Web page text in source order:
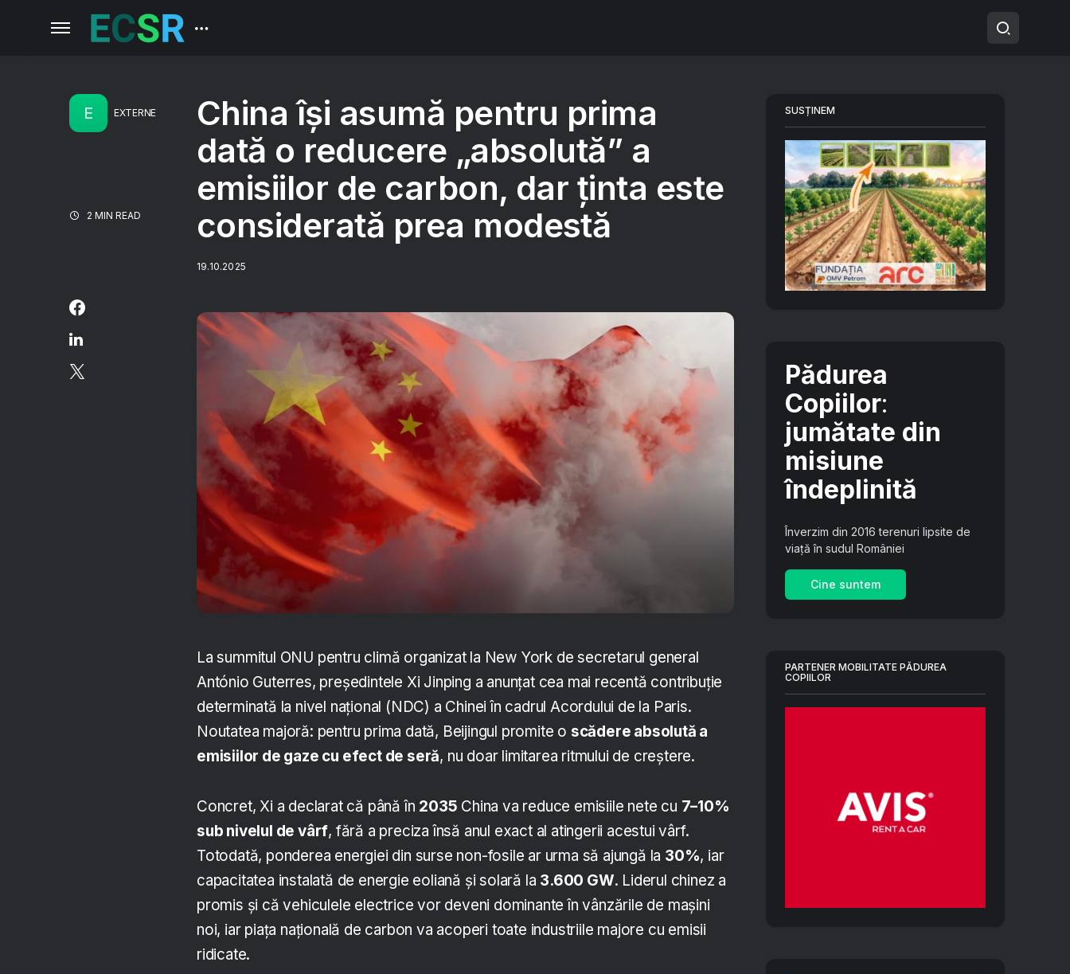
E EXTERNE
2 MIN READ
China își asumă pentru prima
dată o reducere „absolută” a
emisiilor de carbon, dar ținta este
considerată prea modestă
19.10.2025
La summitul ONU pentru climă organizat la New York de secretarul general
António Guterres, președintele Xi Jinping a anunțat cea mai recentă contribuție
determinată la nivel național (NDC) a Chinei în cadrul Acordului de la Paris.
Noutatea majoră: pentru prima dată, Beijingul promite o scădere absolută a
emisiilor de gaze cu efect de seră, nu doar limitarea ritmului de creștere.
Concret, Xi a declarat că până în 2035 China va reduce emisiile nete cu 7–10%
sub nivelul de vârf, fără a preciza însă anul exact al atingerii acestui vârf.
Totodată, ponderea energiei din surse non-fosile ar urma să ajungă la 30%, iar
capacitatea instalată de energie eoliană și solară la 3.600 GW. Liderul chinez a
promis și că vehiculele electrice vor deveni dominante în vânzările de mașini
noi, iar piața națională de carbon va acoperi toate industriile majore cu emisii
ridicate.
SUSȚINEM
Pădurea
Copiilor:
jumătate din
misiune
îndeplinită
Înverzim din 2016 terenuri lipsite de
viață în sudul României
Cine suntem
PARTENER MOBILITATE PĂDUREA
COPIILOR